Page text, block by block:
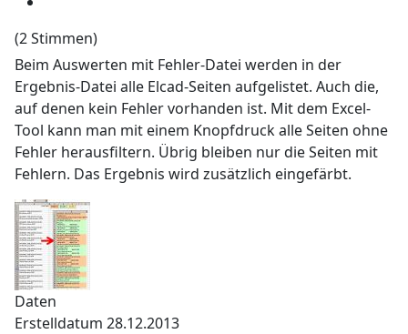
(2 Stimmen)
Beim Auswerten mit Fehler-Datei werden in der
Ergebnis-Datei alle Elcad-Seiten aufgelistet. Auch die,
auf denen kein Fehler vorhanden ist. Mit dem Excel-
Tool kann man mit einem Knopfdruck alle Seiten ohne
Fehler herausfiltern. Übrig bleiben nur die Seiten mit
Fehlern. Das Ergebnis wird zusätzlich eingefärbt.
Daten
Erstelldatum 28.12.2013